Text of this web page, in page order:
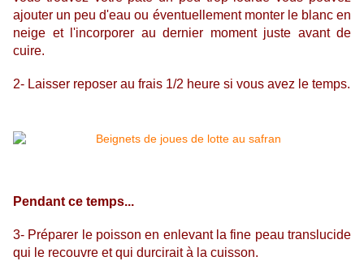
ajouter un peu d'eau ou éventuellement monter le blanc en
neige et l'incorporer au dernier moment juste avant de
cuire.
2- Laisser reposer au frais 1/2 heure si vous avez le temps.
Pendant ce temps...
3- Préparer le poisson en enlevant la fine peau translucide
qui le recouvre et qui durcirait à la cuisson.